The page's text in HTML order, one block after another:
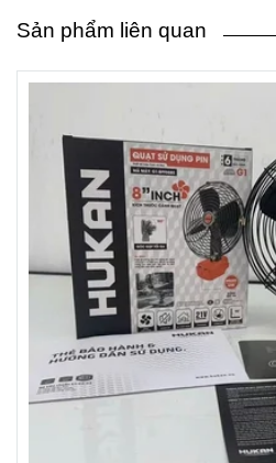
Sản phẩm liên quan